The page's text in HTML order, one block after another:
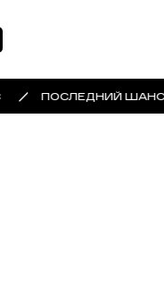
ПОСЛЕДНИЙ ШАНС